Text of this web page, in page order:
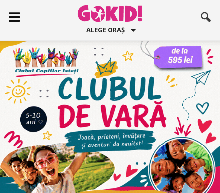
ALEGE ORAȘ